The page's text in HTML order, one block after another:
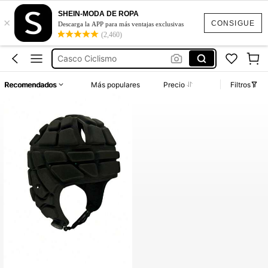
CONSIGUE
×
SHEIN-MODA DE ROPA
Descarga la APP para más ventajas exclusivas
(2,460)
Lentes Esquí
Casco Esquí
Casco Rugby
Casco Ciclismo
Casco Esquí
Recomendados Más populares Precio Filtros